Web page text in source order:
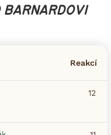
BARNARDOVI
Reakcí
12